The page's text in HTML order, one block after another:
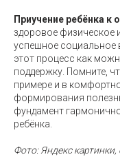
Приучение ребёнка к
здоровое физическое
успешное социальное
этот процесс как
поддержку. Помните,
примере и в
формирования
фундамент
ребёнка.
Фото: Яндекс